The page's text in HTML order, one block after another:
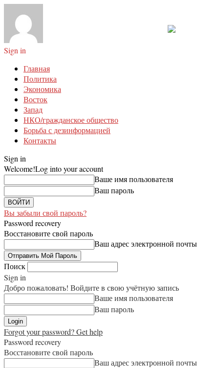
Sign in
Главная
Политика
Экономика
Восток
Запад
НКО/гражданское общество
Борьба с дезинформацией
Контакты
Sign in
Welcome!Log into your account
Ваше имя пользователя
Ваш пароль
Вы забыли свой пароль?
Password recovery
Восстановите свой пароль
Ваш адрес электронной почты
Поиск
Sign in
Добро пожаловать! Войдите в свою учётную запись
Ваше имя пользователя
Ваш пароль
Forgot your password? Get help
Password recovery
Восстановите свой пароль
Ваш адрес электронной почты